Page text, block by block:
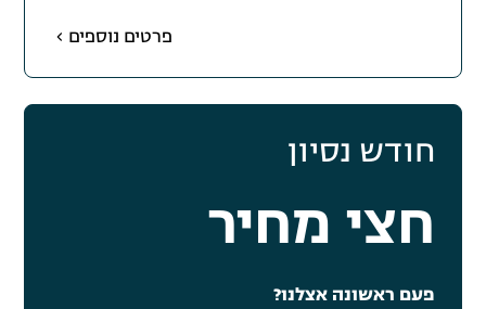
פרטים נוספים
חודש נסיון
חצי מחיר
פעם ראשונה אצלנו?